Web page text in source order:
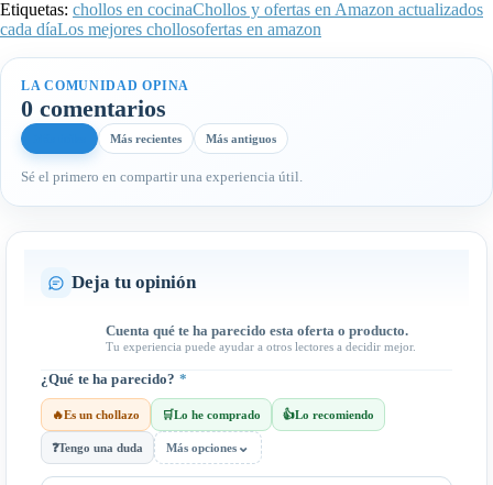
Etiquetas: chollos en cocinaChollos y ofertas en Amazon actualizados
cada díaLos mejores chollosofertas en amazon
LA COMUNIDAD OPINA
0 comentarios
Más recientes Más antiguos
Sé el primero en compartir una experiencia útil.
Deja tu opinión
Cuenta qué te ha parecido esta oferta o producto.
Tu experiencia puede ayudar a otros lectores a decidir mejor.
¿Qué te ha parecido? *
🔥Es un chollazo 🛒Lo he comprado 👍Lo recomiendo
❓Tengo una duda Más opciones ⌄